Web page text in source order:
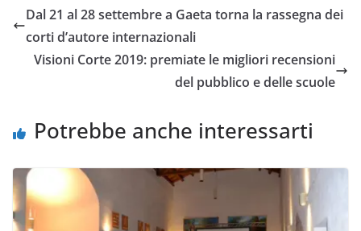
Dal 21 al 28 settembre a Gaeta torna la rassegna dei
corti d’autore internazionali
Visioni Corte 2019: premiate le migliori recensioni
del pubblico e delle scuole
Potrebbe anche interessarti